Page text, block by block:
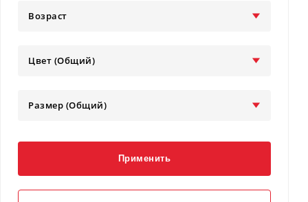
Возраст
Цвет (Общий)
Размер (Общий)
Применить